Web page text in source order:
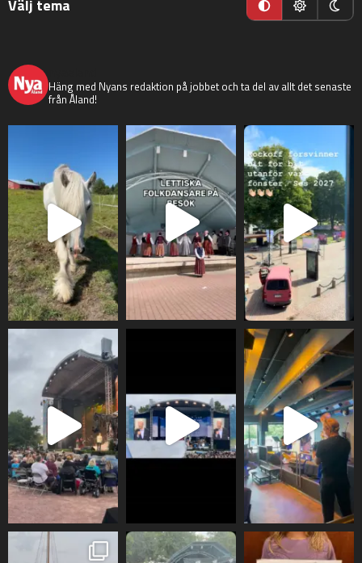
Välj tema
Häng med Nyans redaktion på jobbet och ta del av allt det senaste
från Åland!